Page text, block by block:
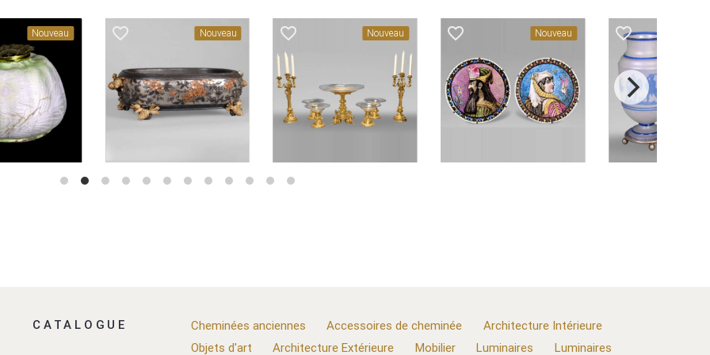
favorite_border favorite_border favorite_border favorite_border
CATALOGUE Cheminées anciennes Accessoires de cheminée
Architecture Intérieure
Objets d'art
Architecture Extérieure Mobilier Luminaires
Luminaires